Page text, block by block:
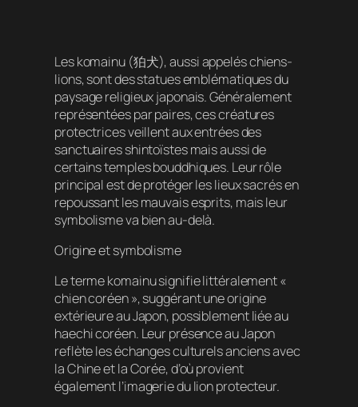
Les komainu (狛犬), aussi appelés chiens-
lions, sont des statues emblématiques du
paysage religieux japonais. Généralement
représentées par paires, ces créatures
protectrices veillent aux entrées des
sanctuaires shintoïstes mais aussi de
certains temples bouddhiques. Leur rôle
principal est de protéger les lieux sacrés en
repoussant les mauvais esprits, mais leur
symbolisme va bien au-delà.
Origine et symbolisme
Le terme komainu signifie littéralement «
chien coréen », suggérant une origine
extérieure au Japon, possiblement liée au
haechi coréen. Leur présence au Japon
reflète les échanges culturels anciens avec
la Chine et la Corée, d’où provient
également l’imagerie du lion protecteur.